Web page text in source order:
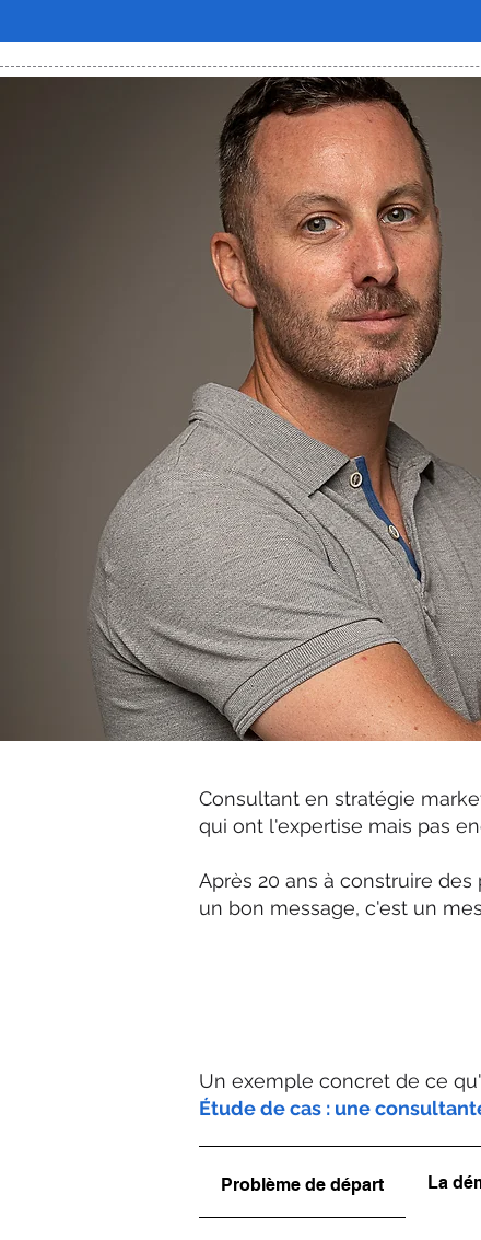
Consultant en stratégie
qui ont l'expertise mais pas
Après 20 ans à construire
un bon message, c'est un
Un exemple concret de ce
Étude de cas : une
Problème de départ La